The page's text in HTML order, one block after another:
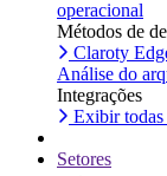
operacional
Métodos de
Claroty
Análise do
Integrações
Exibir todas
Setores